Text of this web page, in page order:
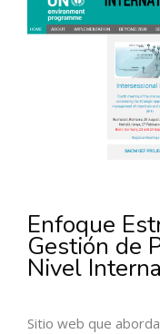
Enfoque
Gestión de
Nivel
Sitio web que